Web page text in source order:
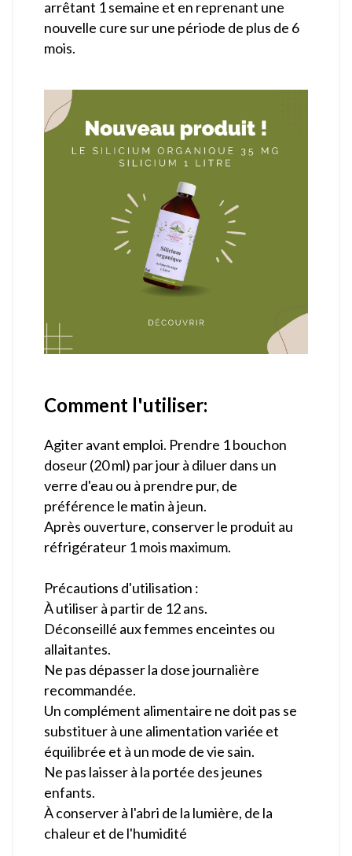
arrêtant 1 semaine et en reprenant une
nouvelle cure sur une période de plus de 6
mois.
Comment l'utiliser:
Agiter avant emploi. Prendre 1 bouchon
doseur (20 ml) par jour à diluer dans un
verre d'eau ou à prendre pur, de
préférence le matin à jeun.
Après ouverture, conserver le produit au
réfrigérateur 1 mois maximum.
Précautions d'utilisation :
À utiliser à partir de 12 ans.
Déconseillé aux femmes enceintes ou
allaitantes.
Ne pas dépasser la dose journalière
recommandée.
Un complément alimentaire ne doit pas se
substituer à une alimentation variée et
équilibrée et à un mode de vie sain.
Ne pas laisser à la portée des jeunes
enfants.
À conserver à l'abri de la lumière, de la
chaleur et de l'humidité